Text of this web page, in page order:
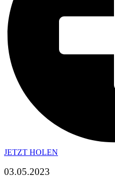
JETZT HOLEN
03.05.2023